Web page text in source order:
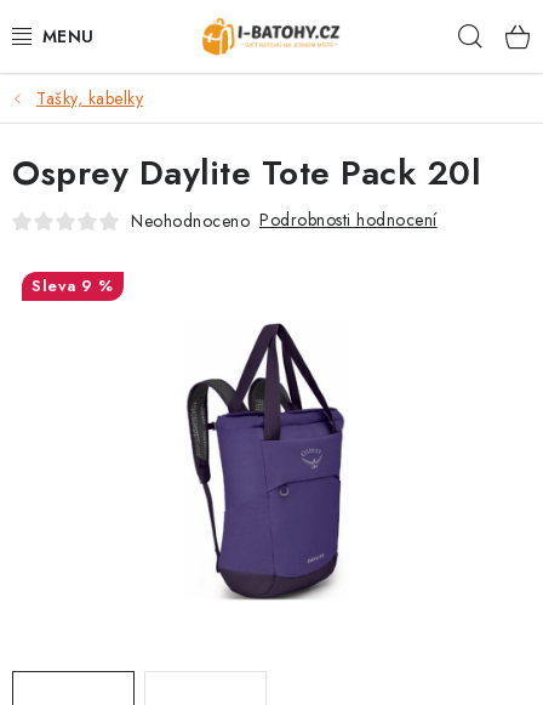
na
VÝPRODEJ %
BATOHY
TAŠKY, KABELKY
CESTOVNÍ ZAVAZADLA
DOPLŇKY A PŘÍSLUŠENSTVÍ
Doprava a platba Vše o nákupu
Tašky, kabelky
Osprey Daylite Tote Pack 20l
Neohodnoceno Podrobnosti hodnocení
9 %